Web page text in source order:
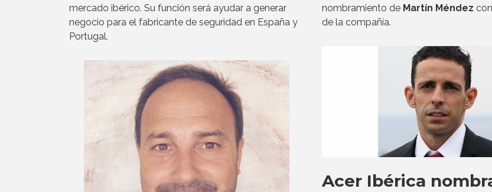
mercado ibérico. Su función será ayudar a generar
negocio para el fabricante de seguridad en España y
Portugal.
nombramiento de Martín Méndez
de la compañía.
Acer Ibérica